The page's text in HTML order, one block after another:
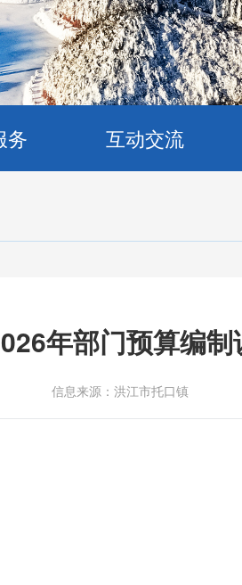
务 互动交流
年部门预算编制
信息来源：洪江市托口镇